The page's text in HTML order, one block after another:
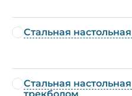
Стальная
Стальная